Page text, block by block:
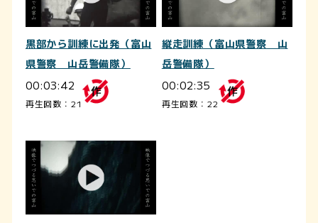
黒部から訓練に出発（富山
県警察 山岳警備隊）
00:03:42
再生回数：21
縦走訓練（富山県警察 山
岳警備隊）
00:02:35
再生回数：22